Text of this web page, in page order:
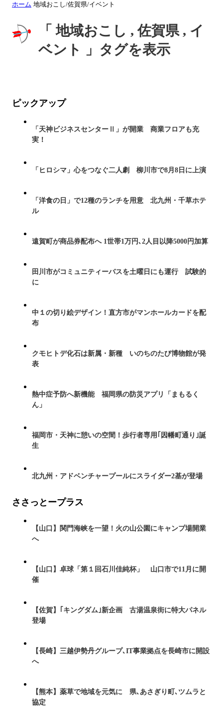
ホーム 地域おこし/佐賀県/イベント
「 地域おこし , 佐賀県 , イ
ベント 」タグを表示
ピックアップ
「天神ビジネスセンターⅡ」が開業 商業フロアも充
実！
「ヒロシマ」心をつなぐ二人劇 柳川市で8月8日に上演
「洋食の日」で12種のランチを用意 北九州・千草ホテ
ル
遠賀町が商品券配布へ 1世帯1万円､2人目以降5000円加算
田川市がコミュニティーバスを土曜日にも運行 試験的
に
中１の切り絵デザイン！直方市がマンホールカードを配
布
クモヒトデ化石は新属・新種 いのちのたび博物館が発
表
熱中症予防へ新機能 福岡県の防災アプリ「まもるく
ん」
福岡市・天神に憩いの空間！歩行者専用｢因幡町通り｣誕
生
北九州・アドベンチャープールにスライダー2基が登場
ささっとープラス
【山口】関門海峡を一望！火の山公園にキャンプ場開業
へ
【山口】卓球「第１回石川佳純杯」 山口市で11月に開
催
【佐賀】｢キングダム｣新企画 古湯温泉街に特大パネル
登場
【長崎】三越伊勢丹グループ､IT事業拠点を長崎市に開設
へ
【熊本】薬草で地域を元気に 県､あさぎり町､ツムラと
協定